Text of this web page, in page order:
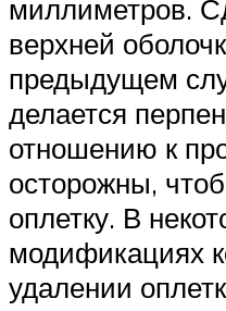
миллиметров.
верхней
предыдущем
делается
отношению к
осторожны,
оплетку. В
модификациях
удалении